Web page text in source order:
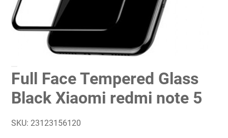
Full Face Tempered Glass
Black Xiaomi redmi note 5
SKU: 23123156120